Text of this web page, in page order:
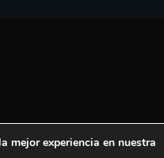
mejor experiencia en nuestra